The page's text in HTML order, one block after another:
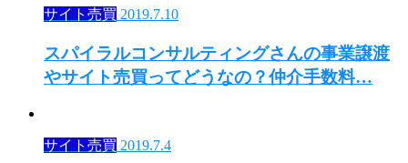
サイト売買 2019.7.10
スパイラルコンサルティングさんの事業譲渡
やサイト売買ってどうなの？仲介手数料…
サイト売買 2019.7.4